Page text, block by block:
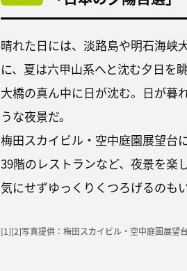
晴れた日には、淡路島や明石海峡
に、夏は六甲山系へと沈む夕日を
大橋の真ん中に日が沈む。日が暮
うな夜景だ。
梅田スカイビル・空中庭園展望台
39階のレストランなど、夜景を楽
気にせずゆっくりくつろげるのもい
[1][2]写真提供：梅田スカイビル・空中庭園展望台